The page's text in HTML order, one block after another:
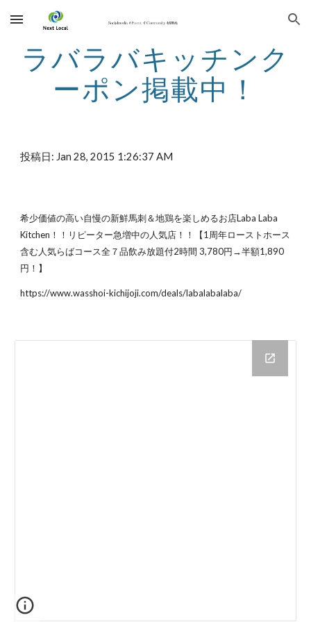
Skip to main content Skip to navigation
ラバラバキッチンク
ーポン掲載中！
投稿日: Jan 28, 2015 1:26:37 AM
希少価値の高い自慢の新鮮馬刺＆地鶏を楽しめるお店Laba Laba
Kitchen！！リピーター急増中の人気店！！【1周年ローストホース
含む人気らばコース全７品飲み放題付2時間 3,780円→半額1,890
円！】
https://www.wasshoi-kichijoji.com/deals/labalabalaba/